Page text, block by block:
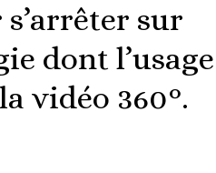
sur
dont l’usage
vidéo 360°.